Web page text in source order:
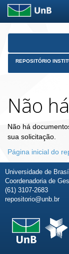
Skip
REPOSITÓRIO
Não
Não há
sua solicitação.
Página inicial do
Universidade de
Coordenadoria de
(61) 3107-2683
repositorio@unb.br